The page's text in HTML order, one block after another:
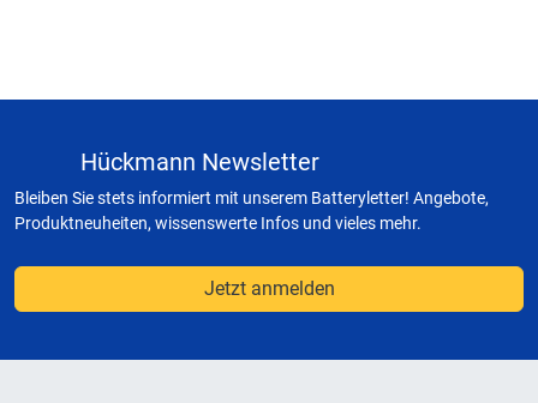
Hückmann Newsletter
Bleiben Sie stets informiert mit unserem Batteryletter! Angebote,
Produktneuheiten, wissenswerte Infos und vieles mehr.
Jetzt anmelden